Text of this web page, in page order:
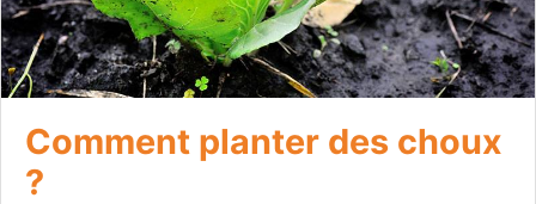
Comment planter des choux
?